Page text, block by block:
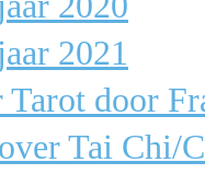
2021
door
Tai Chi/